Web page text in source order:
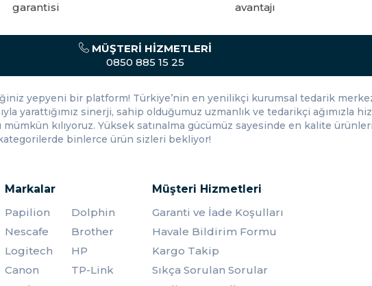
de göz önünde bulundurarak en iyi seçimi yapabilirsiniz.
ve kolay bir şekilde yapmanız için geniş bir ürün yelpazesi sunar. Farklı ihtiyaçlara ve
avantajı
gücünden tasarruf
MÜŞTERI HIZMETLERI
0850 885 15 25
yepyeni bir platform! Türkiye’nin en yenilikçi kurumsal tedarik
yarattığımız sinerji, sahip olduğumuz uzmanlık ve tedarikçi ağımızla
kılıyoruz. Yüksek satınalma gücümüz sayesinde en kalite
binlerce ürün sizleri bekliyor!
Markalar
Papilion
Dolphin
Nescafe
Brother
Logitech
HP
Canon
TP-Link
Müşteri Hizmetleri
Garanti ve İade Koşulları
Havale Bildirim Formu
Kargo Takip
Sıkça Sorulan Sorular